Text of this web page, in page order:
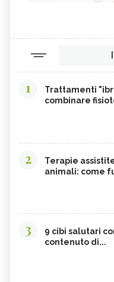
1
Trattamenti
combinare
2
Terapie
animali: come
3
9 cibi salutari
contenuto di...